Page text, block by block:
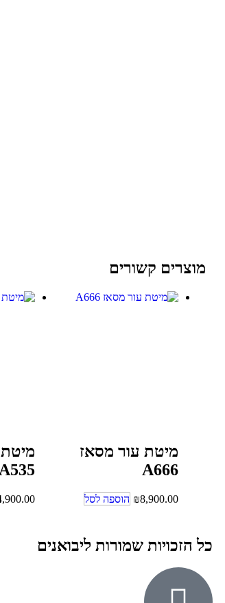
מוצרים קשורים
מיטת עור מסאז
A666
₪8,900.00 הוספה לסל
A535
כל הזכויות שמורות ליבואנים